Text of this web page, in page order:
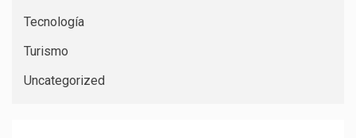
Tecnología
Turismo
Uncategorized